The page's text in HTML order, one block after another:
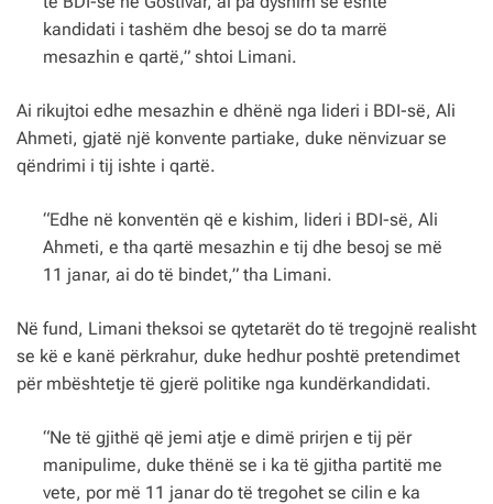
kandidati i tashëm dhe besoj se do ta marrë
mesazhin e qartë,” shtoi Limani.
Ai rikujtoi edhe mesazhin e dhënë nga lideri i BDI-së, Ali
Ahmeti, gjatë një konvente partiake, duke nënvizuar se
qëndrimi i tij ishte i qartë.
“Edhe në konventën që e kishim, lideri i BDI-së, Ali
Ahmeti, e tha qartë mesazhin e tij dhe besoj se më
11 janar, ai do të bindet,” tha Limani.
Në fund, Limani theksoi se qytetarët do të tregojnë realisht
se kë e kanë përkrahur, duke hedhur poshtë pretendimet
për mbështetje të gjerë politike nga kundërkandidati.
“Ne të gjithë që jemi atje e dimë prirjen e tij për
manipulime, duke thënë se i ka të gjitha partitë me
vete, por më 11 janar do të tregohet se cilin e ka